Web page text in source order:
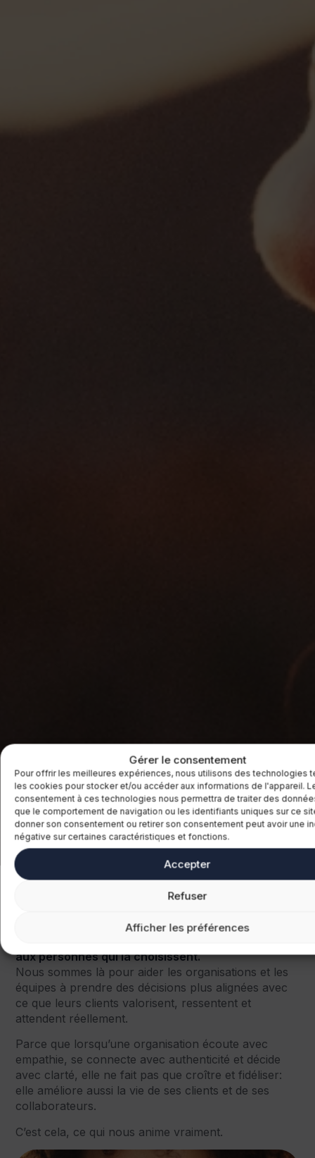
Gérer le consentement
Pour offrir les meilleures expériences, nous utilisons des technologies
les cookies pour stocker et/ou accéder aux informations de l'appareil.
consentement à ces technologies nous permettra de traiter des
que le comportement de navigation ou les identifiants uniques sur ce
donner son consentement ou retirer son consentement peut avoir une
négative sur certaines caractéristiques et fonctions.
Accepter
Refuser
Afficher les préférences
Notre raison d'être
Nous croyons qu’une marque ne se définit pas par
aux personnes qui la choisissent.
Nous sommes là pour aider les organisations et les
équipes à prendre des décisions plus alignées avec
ce que leurs clients valorisent, ressentent et
attendent réellement.
Parce que lorsqu’une organisation écoute avec
empathie, se connecte avec authenticité et décide
avec clarté, elle ne fait pas que croître et fidéliser:
elle améliore aussi la vie de ses clients et de ses
collaborateurs.
C’est cela, ce qui nous anime vraiment.